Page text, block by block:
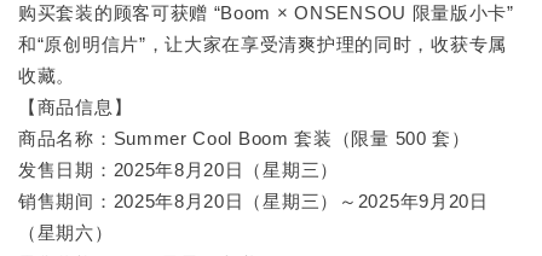
购买套装的顾客可获赠 “Boom × ONSENSOU 限量版小卡”
和“原创明信片”，让大家在享受清爽护理的同时，收获专属
收藏。
【商品信息】
商品名称：Summer Cool Boom 套装（限量 500 套）
发售日期：2025年8月20日（星期三）
销售期间：2025年8月20日（星期三）～2025年9月20日
（星期六）